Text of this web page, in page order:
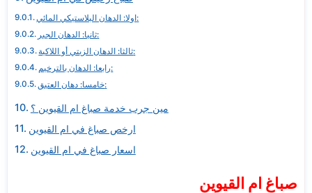
اولا: الدهان البلاستيكي المائي:
ثانيا: الدهان الجير:
ثالثا: الدهان الزيتي أو اللاكية:
رابعا: الدهان بالترخيم:
خامسا: دهان العتيق:
مين جرب خدمة صباغ ام القيوين ؟
ارخص صباغ في ام القيوين
اسعار صباغ في ام القيوين
صباغ ام القيوين